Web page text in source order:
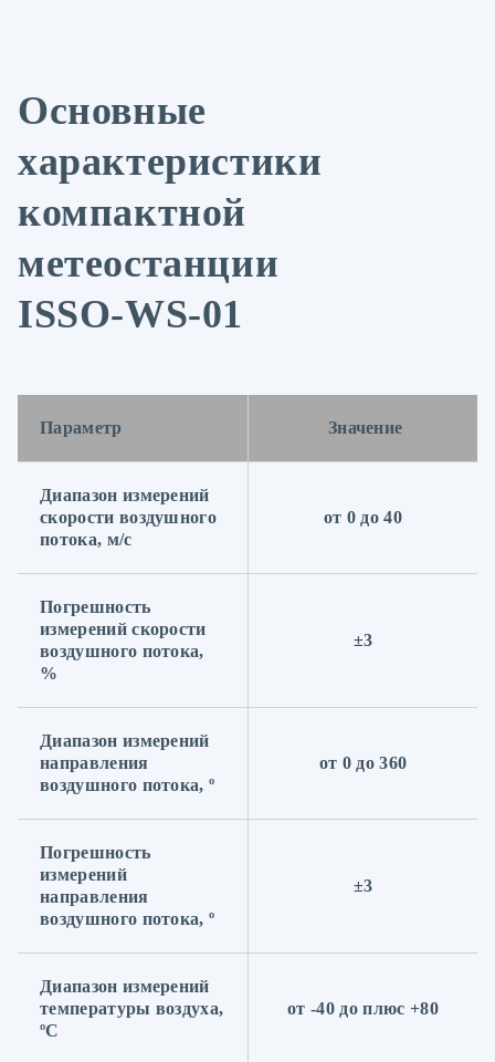
Основные
характеристики
компактной
метеостанции
ISSO-WS-01
Параметр Значение
Диапазон измерений
скорости воздушного
потока, м/с
от 0 до 40
Погрешность
измерений скорости
воздушного потока,
%
±3
Диапазон измерений
направления
воздушного потока, º
от 0 до 360
Погрешность
измерений
направления
воздушного потока, º
±3
Диапазон измерений
температуры воздуха,
ºC
от -40 до плюс +80